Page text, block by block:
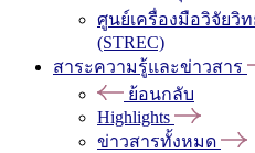
ศูนย์เครื่องมือวิจัยวิ
(STREC)
สาระความรู้และข่าวสาร
ย้อนกลับ
Highlights
ข่าวสารทั้งหมด